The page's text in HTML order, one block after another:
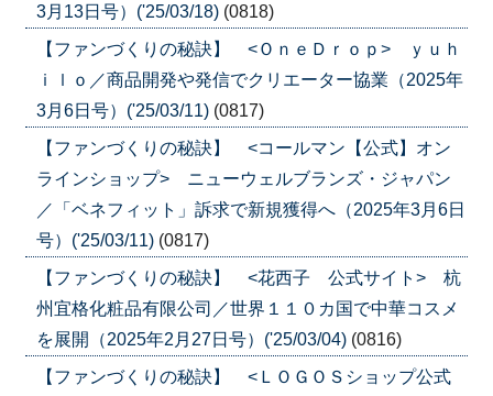
3月13日号）('25/03/18) (0818)
【ファンづくりの秘訣】 <ＯｎｅＤｒｏｐ> ｙｕｈ
ｉｌｏ／商品開発や発信でクリエーター協業（2025年
3月6日号）('25/03/11) (0817)
【ファンづくりの秘訣】 <コールマン【公式】オン
ラインショップ> ニューウェルブランズ・ジャパン
／「ベネフィット」訴求で新規獲得へ（2025年3月6日
号）('25/03/11) (0817)
【ファンづくりの秘訣】 <花西子 公式サイト> 杭
州宜格化粧品有限公司／世界１１０カ国で中華コスメ
を展開（2025年2月27日号）('25/03/04) (0816)
【ファンづくりの秘訣】 <ＬＯＧＯＳショップ公式